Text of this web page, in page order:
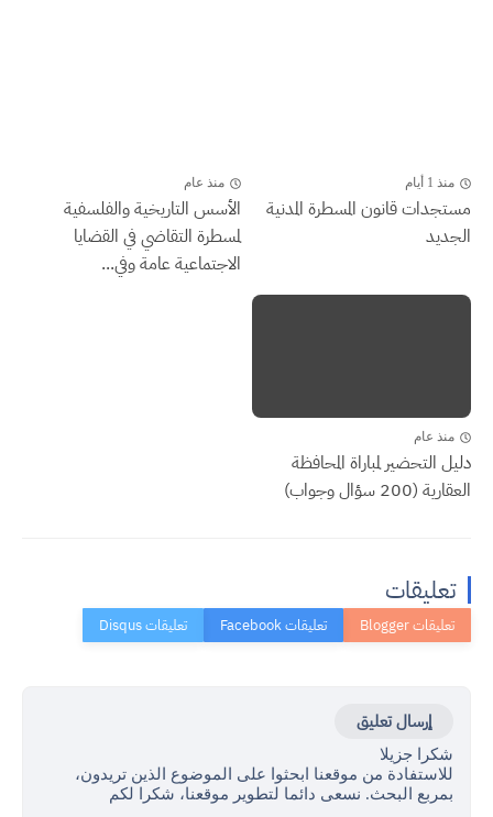
منذ 1 أيام
مستجدات قانون المسطرة المدنية
الجديد
منذ عام
الأسس التاريخية والفلسفية
لمسطرة التقاضي في القضايا
الاجتماعية عامة وفي...
منذ عام
دليل التحضير لمباراة المحافظة
العقارية (200 سؤال وجواب)
تعليقات
إرسال تعليق
شكرا جزيلا
للاستفادة من موقعنا ابحثوا على الموضوع الذين تريدون،
بمربع البحث. نسعى دائما لتطوير موقعنا، شكرا لكم